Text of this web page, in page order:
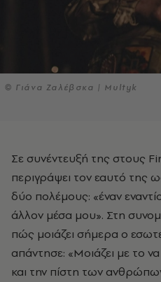
© Γιάνα Ζαλέβσκα | Multyk
Σε συνέντευξή της στους Financial Times είχε
περιγράψει τον εαυτό της
δύο πολέμους: «έναν
άλλον μέσα μου». Στη
πώς μοιάζει σήμερα ο
απάντησε: «Μοιάζει με το
και την πίστη των